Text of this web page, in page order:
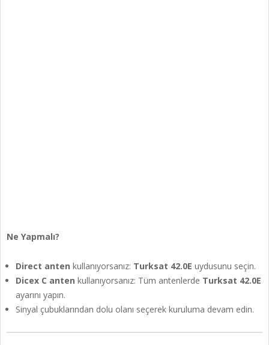
Ne Yapmalı?
Direct anten kullanıyorsanız: Turksat 42.0E uydusunu seçin.
Dicex C anten kullanıyorsanız: Tüm antenlerde Turksat 42.0E
ayarını yapın.
Sinyal çubuklarından dolu olanı seçerek kuruluma devam edin.